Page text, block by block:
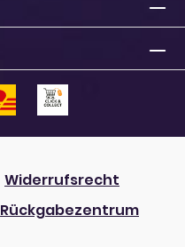
Widerrufsrecht
Rückgabezentrum